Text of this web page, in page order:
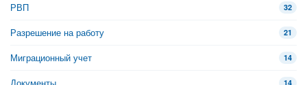
РВП 32
Разрешение на работу 21
Миграционный учет 14
14